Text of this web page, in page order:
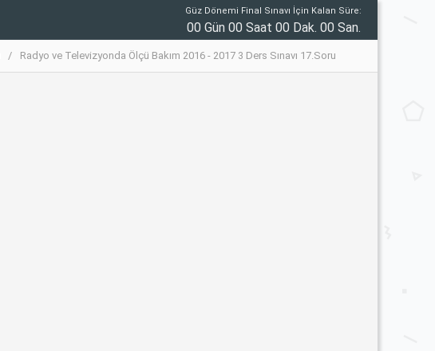
Güz Dönemi Final Sınavı İçin Kalan Süre:
00 Gün 00 Saat 00 Dak. 00 San.
Radyo ve Televizyonda Ölçü Bakım 2016 - 2017 3 Ders Sınavı 17.Soru